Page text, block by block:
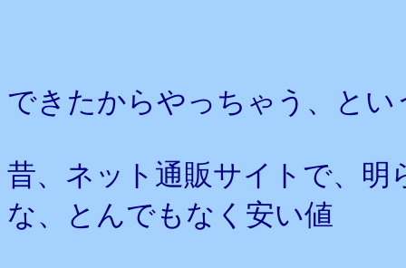
できたからやっちゃう、とい
昔、ネット通販サイトで、
な、とんでもなく安い値